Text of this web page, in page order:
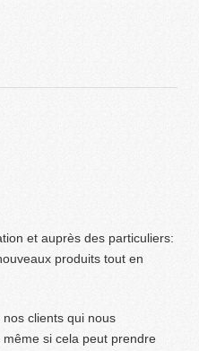
et auprès des particuliers:
produits tout en
clients qui nous
si cela peut prendre